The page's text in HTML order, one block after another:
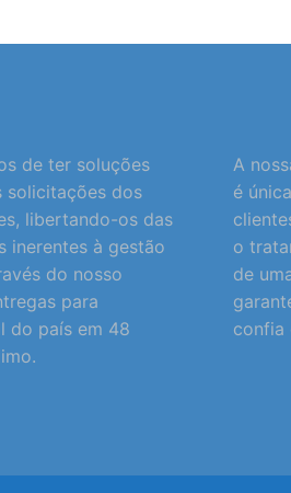
de ter soluções
solicitações dos
libertando-os das
inerentes à gestão
do nosso
para
do país em 48
A
é
o
de
confia